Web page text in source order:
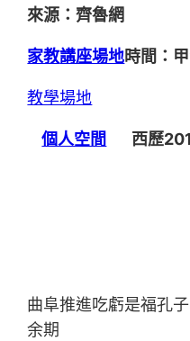
來源：齊魯網
家教講座場地時間：
教學場地
個人空間 西歷
曲阜推進吃虧是福孔
余期